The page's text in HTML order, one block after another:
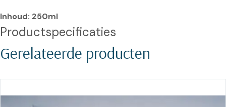
Inhoud: 250ml
Productspecificaties
Gerelateerde producten